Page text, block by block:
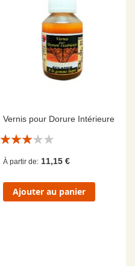
Vernis pour Dorure Intérieure
Évaluation:
À partir de 11,15 €
Ajouter au panier